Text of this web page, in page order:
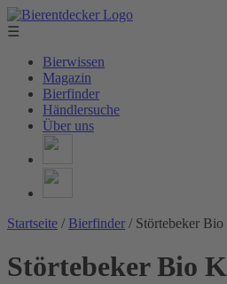
☰
Bierwissen
Magazin
Bierfinder
Händlersuche
Über uns
Startseite / Bierfinder / Störtebeker
Störtebeker Bio